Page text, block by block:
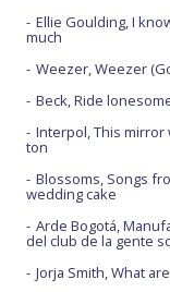
Ellie Goulding, I
much
Weezer, Weezer
Beck, Ride
Interpol, This mirror
ton
Blossoms, Songs
wedding cake
Arde Bogotá,
del club de la gente
Jorja Smith, What